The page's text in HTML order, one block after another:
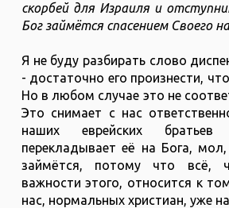
скорбей для Израиля и
Бог займётся спасением Своего
Я не буду разбирать слово
- достаточно его произнести,
Но в любом случае это не
Это снимает с нас
наших еврейских
перекладывает её на Бога,
займётся, потому что всё,
важности этого, относится к
нас, нормальных христиан, уже